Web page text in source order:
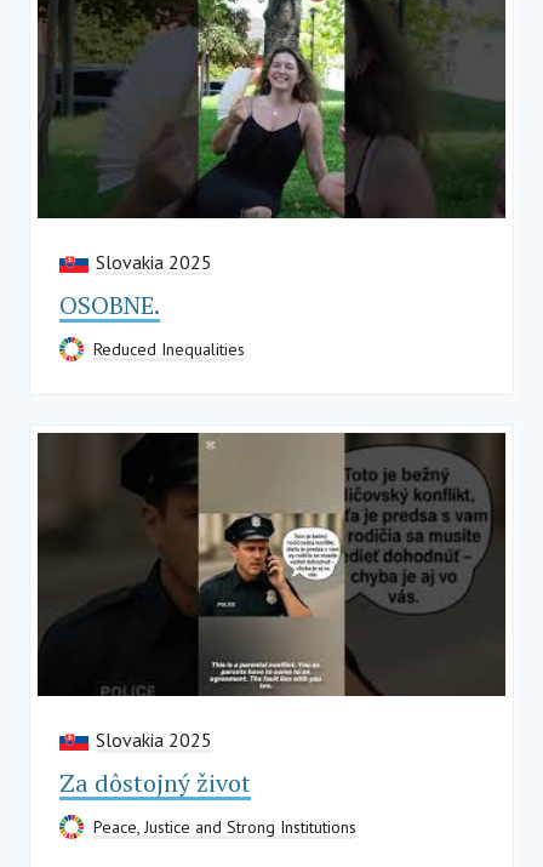
Slovakia 2025
OSOBNE.
Reduced Inequalities
Slovakia 2025
Za dôstojný život
Peace, Justice and Strong Institutions